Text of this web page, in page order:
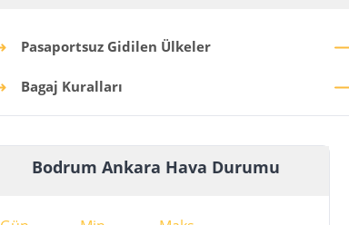
Pasaportsuz Gidilen Ülkeler
Bagaj Kuralları
Bodrum Ankara Hava Durumu